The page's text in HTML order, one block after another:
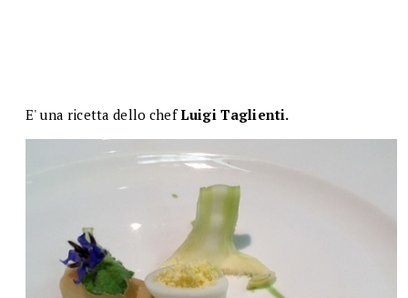
E' una ricetta dello chefLuigi Taglienti.